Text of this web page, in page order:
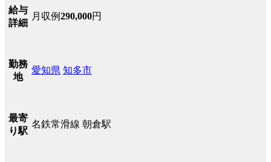
給与
詳細
月収例290,000円
勤務
地
愛知県 知多市
最寄
り駅
名鉄常滑線 朝倉駅